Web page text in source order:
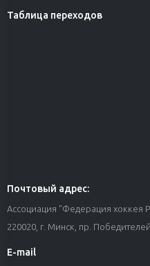
Таблица переходов
Почтовый адрес:
Ассоциация "Федерация хоккея
220020, г. Минск, пр.
E-mail